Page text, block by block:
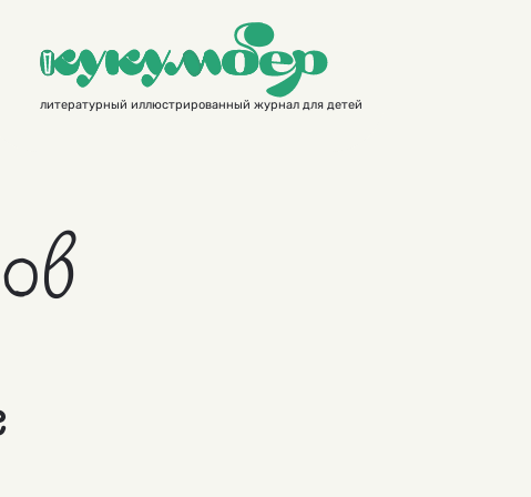
литературный иллюстрированный журнал для детей